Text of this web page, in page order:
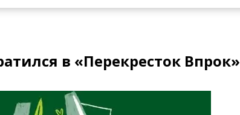
в «Перекресток Впрок»